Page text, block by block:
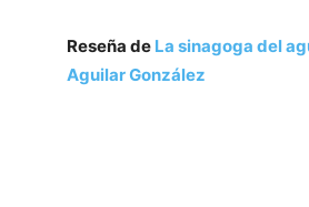
Reseña de La sinagoga del
Aguilar González